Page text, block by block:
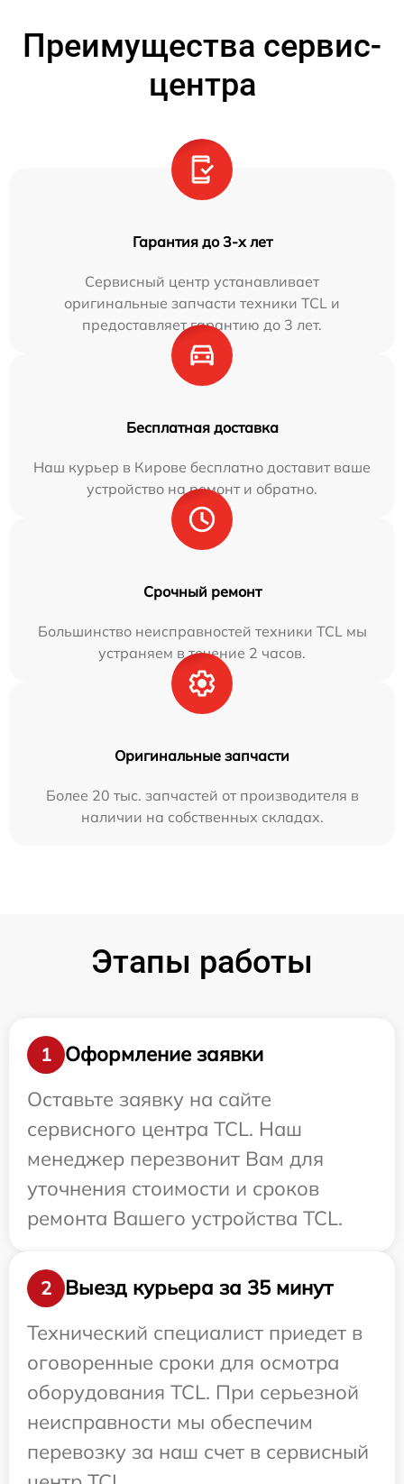
Преимущества сервис-
центра
Гарантия до 3-х лет
Сервисный центр устанавливает
оригинальные запчасти техники TCL и
предоставляет гарантию до 3 лет.
Бесплатная доставка
Наш курьер в Кирове бесплатно доставит ваше
устройство на ремонт и обратно.
Срочный ремонт
Большинство неисправностей техники TCL мы
устраняем в течение 2 часов.
Оригинальные запчасти
Более 20 тыс. запчастей от производителя в
наличии на собственных складах.
Этапы работы
1
Оформление заявки
Оставьте заявку на сайте
сервисного центра TCL. Наш
менеджер перезвонит Вам для
уточнения стоимости и сроков
ремонта Вашего устройства TCL.
2
Выезд курьера за 35 минут
Технический специалист приедет в
оговоренные сроки для осмотра
оборудования TCL. При серьезной
неисправности мы обеспечим
перевозку за наш счет в сервисный